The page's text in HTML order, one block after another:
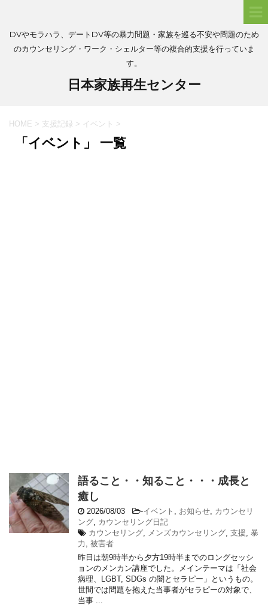
DVやモラハラ、デートDV等の暴力問題・家族を巡る不安や問題のため
のカウンセリング・ワーク・シェルター等の複合的支援を行っていま
す。
日本家族再生センター
HOME > 支援記録 > イベント >
「イベント」 一覧
語ること・・知ること・・・成長と
癒し
2026/08/03 -イベント , お知らせ, カウンセリ
ング, カウンセリング日記
カウンセリング, メンズカウンセリング, 支援, 暴
力 , 被害者
昨日は朝9時半から夕方19時半までのロングセッシ
ョンのメンカン講座でした。メインテーマは「社会
病理、LGBT, SDGs の闇とセラピー」というもの。
世間では問題を抱えた当事者がセラピーの対象で、
当事 ...